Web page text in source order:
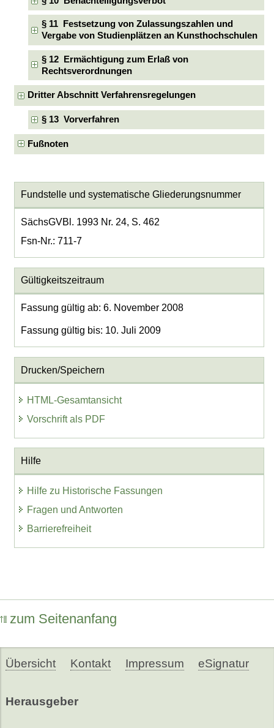
§ 11 Festsetzung von Zulassungszahlen und
Vergabe von Studienplätzen an Kunsthochschulen
§ 12 Ermächtigung zum Erlaß von
Rechtsverordnungen
Dritter Abschnitt Verfahrensregelungen
§ 13 Vorverfahren
Fußnoten
Fundstelle und systematische Gliederungsnummer
SächsGVBl. 1993 Nr. 24, S. 462
Fsn-Nr.: 711-7
Gültigkeitszeitraum
Fassung gültig ab: 6. November 2008
Fassung gültig bis: 10. Juli 2009
Drucken/Speichern
HTML-Gesamtansicht
Vorschrift als PDF
Hilfe
Hilfe zu Historische Fassungen
Fragen und Antworten
Barrierefreiheit
zum Seitenanfang
Übersicht Kontakt Impressum eSignatur
Herausgeber